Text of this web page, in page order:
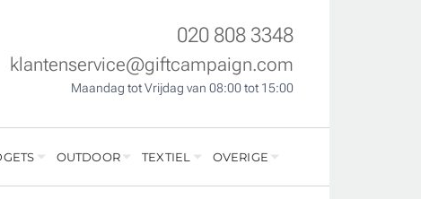
020 808 3348
klantenservice@giftcampaign.com
Maandag tot Vrijdag van 08:00 tot 15:00
OUTDOOR TEXTIEL OVERIGE